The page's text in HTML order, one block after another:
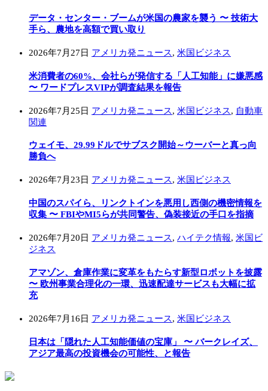
データ・センター・ブームが米国の農家を襲う 〜 技術大
手ら、農地を高額で買い取り
2026年7月27日 アメリカ発ニュース, 米国ビジネス
米消費者の60%、会社らが発信する「人工知能」に嫌悪感
〜 ワードプレスVIPが調査結果を報告
2026年7月25日 アメリカ発ニュース, 米国ビジネス, 自動車
関連
ウェイモ、29.99ドルでサブスク開始～ウーバーと真っ向
勝負へ
2026年7月23日 アメリカ発ニュース, 米国ビジネス
中国のスパイら、リンクトインを悪用し西側の機密情報を
収集 〜 FBIやMI5らが共同警告、偽装接近の手口を指摘
2026年7月20日 アメリカ発ニュース, ハイテク情報, 米国ビ
ジネス
アマゾン、倉庫作業に変革をもたらす新型ロボットを披露
〜 欧州事業合理化の一環、迅速配達サービスも大幅に拡
充
2026年7月16日 アメリカ発ニュース, 米国ビジネス
日本は「隠れた人工知能価値の宝庫」 〜 バークレイズ、
アジア最高の投資機会の可能性、と報告